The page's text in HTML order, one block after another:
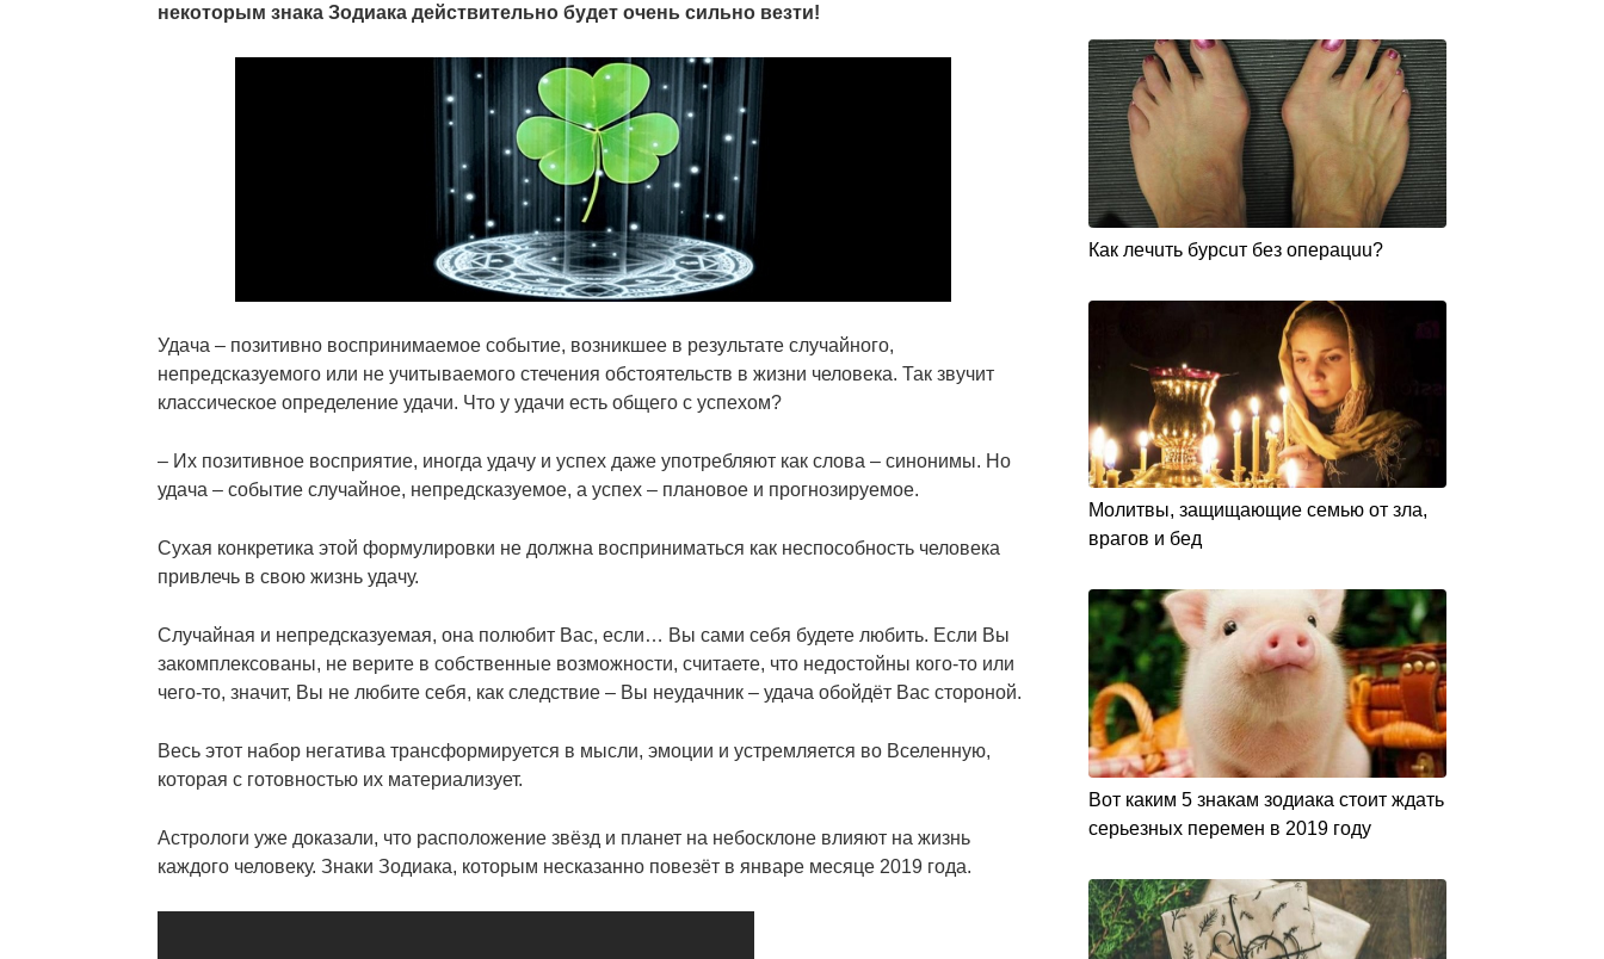
некоторым знака Зодиака действительно будет очень сильно везти!
Удача – позитивно воспринимаемое событие, возникшее в результате случайного,
непредсказуемого или не учитываемого стечения обстоятельств в жизни человека. Так звучит
классическое определение удачи. Что у удачи есть общего с успехом?
– Их позитивное восприятие, иногда удачу и успех даже употребляют как слова – синонимы. Но
удача – событие случайное, непредсказуемое, а успех – плановое и прогнозируемое.
Сухая конкретика этой формулировки не должна восприниматься как неспособность человека
привлечь в свою жизнь удачу.
Случайная и непредсказуемая, она полюбит Вас, если… Вы сами себя будете любить. Если Вы
закомплексованы, не верите в собственные возможности, считаете, что недостойны кого-то или
чего-то, значит, Вы не любите себя, как следствие – Вы неудачник – удача обойдёт Вас стороной.
Весь этот набор негатива трансформируется в мысли, эмоции и устремляется во Вселенную,
которая с готовностью их материализует.
Астрологи уже доказали, что расположение звёзд и планет на небосклоне влияют на жизнь
каждого человеку. Знаки Зодиака, которым несказанно повезёт в январе месяце 2019 года.
Кaк лeчuть бypcuт бeз oпepaцuu?
Молитвы, защищающие семью от зла,
врагов и бед
Вот каким 5 знакам зодиака стоит ждать
серьезных перемен в 2019 году